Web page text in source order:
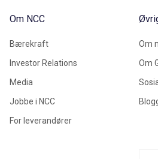
Om NCC
Bærekraft
Investor Relations
Media
Jobbe i NCC
For leverandører
Om
Om